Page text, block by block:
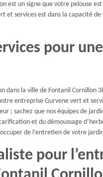
est un signe que votre pelouse
et services est dans la capacité de
pour
dans la ville de Fontanil Cornillon
entreprise Gurvene vert et
; sachez que nos équipes de
et du démoussage
de l’entretien de votre
pour